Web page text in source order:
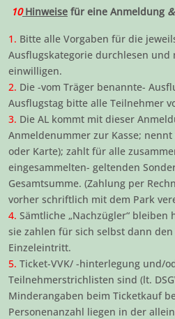
10Hinweise für eine Anmeldung &
1. Bitte alle Vorgaben für die
Ausflugskategorie durchlesen und
einwilligen.
2. Die -vom Träger benannte-
Ausflugstag bitte alle Teilnehmer
3. Die AL kommt mit dieser
Anmeldenummer zur Kasse;
oder Karte); zahlt für alle
eingesammelten- geltenden
Gesamtsumme. (Zahlung per
vorher schriftlich mit dem Park
4. Sämtliche „Nachzügler“
sie zahlen für sich selbst dann den
Einzeleintritt.
5. Ticket-VVK/ -hinterlegung und/
Teilnehmerstrichlisten sind (lt.
Minderangaben beim Ticketkauf
Personenanzahl liegen in der